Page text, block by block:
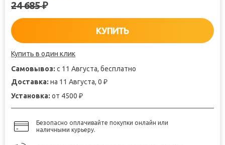
24 685₽
КУПИТЬ
Купить в один клик
Самовывоз: с 11 Августа, бесплатно
Доставка: на 11 Августа, 0 ₽
Установка: от 4500 ₽
Безопасно оплачивайте покупки онлайн или
наличными курьеру.